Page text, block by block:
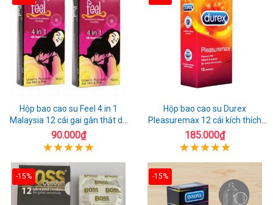
Hộp bao cao su Feel 4 in 1
Malaysia 12 cái gai gân thắt dễ
sử dụng
90.000₫
Hộp bao cao su Durex
Pleasuremax 12 cái kích thích
tăng khoái cảm
185.000₫
-15% -15%